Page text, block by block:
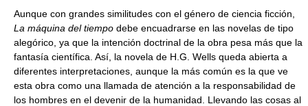
Aunque con grandes similitudes con el género de ciencia ficción,
La máquina del tiempo debe encuadrarse en las novelas de tipo
alegórico, ya que la intención doctrinal de la obra pesa más que la
fantasía científica. Así, la novela de H.G. Wells queda abierta a
diferentes interpretaciones, aunque la más común es la que ve
esta obra como una llamada de atención a la responsabilidad de
los hombres en el devenir de la humanidad. Llevando las cosas al